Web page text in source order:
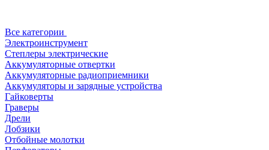
Все категории
Электроинструмент
Степлеры электрические
Аккумуляторные отвертки
Аккумуляторные радиоприемники
Аккумуляторы и зарядные устройства
Гайковерты
Граверы
Дрели
Лобзики
Отбойные молотки